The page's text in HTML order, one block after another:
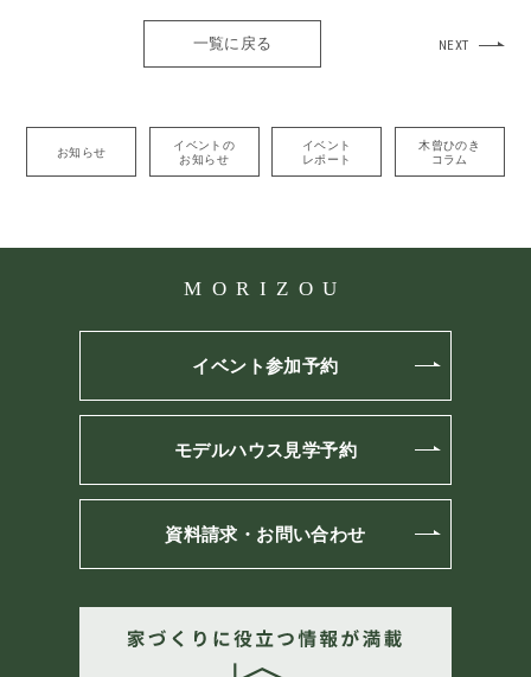
一覧に戻る NEXT
お知らせ
イベントの
お知らせ
イベント
レポート
木曾ひのき
コラム
MORIZOU
イベント参加予約
モデルハウス見学予約
資料請求・お問い合わせ